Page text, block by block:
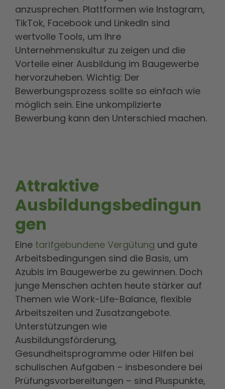
anzusprechen. Plattformen wie Instagram,
TikTok, Facebook und LinkedIn sind
wertvolle Tools, um Ihre
Unternehmenskultur zu zeigen und die
Vorteile einer Ausbildung im Baugewerbe
hervorzuheben. Wichtig: Der
Bewerbungsprozess sollte so einfach wie
möglich sein. Eine unkomplizierte
Bewerbung kann den Unterschied machen.
Attraktive
Ausbildungsbedingun
gen
Eine tarifgebundene Vergütung und gute
Arbeitsbedingungen sind die Basis, um
Azubis im Baugewerbe zu gewinnen. Doch
junge Menschen achten heute stärker auf
Themen wie Work-Life-Balance, flexible
Arbeitszeiten und Zusatzangebote.
Unterstützungen wie
Ausbildungsförderung,
Gesundheitsprogramme oder Hilfen bei
schulischen Aufgaben – insbesondere bei
Prüfungsvorbereitungen – sind Pluspunkte,